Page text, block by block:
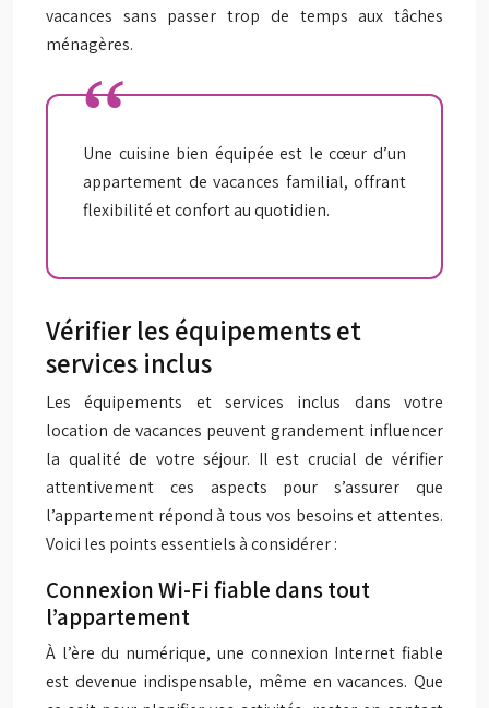
vacances sans passer trop de temps aux tâches
ménagères.
Une cuisine bien équipée est le cœur d’un
appartement de vacances familial, offrant
flexibilité et confort au quotidien.
Vérifier les équipements et
services inclus
Les équipements et services inclus dans votre
location de vacances peuvent grandement influencer
la qualité de votre séjour. Il est crucial de vérifier
attentivement ces aspects pour s’assurer que
l’appartement répond à tous vos besoins et attentes.
Voici les points essentiels à considérer :
Connexion Wi-Fi fiable dans tout
l’appartement
À l’ère du numérique, une connexion Internet fiable
est devenue indispensable, même en vacances. Que